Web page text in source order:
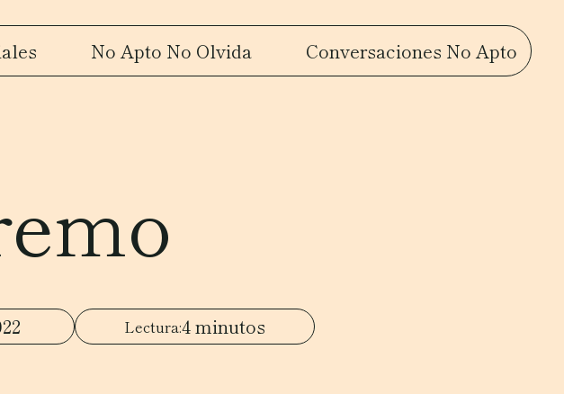
No Apto No Olvida Conversaciones No Apto
4 minutos